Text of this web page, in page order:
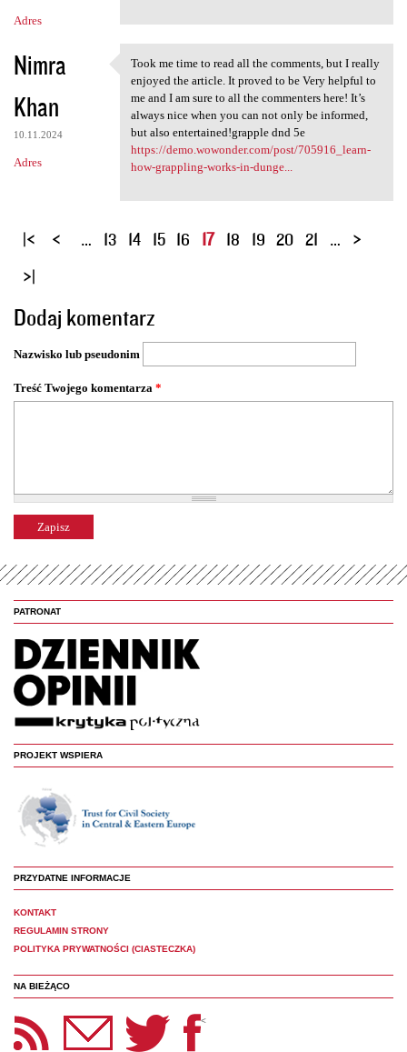
Adres
Nimra
Khan
10.11.2024
Adres
Took me time to read all the
Took me time to read all the comments, but I really
enjoyed the article. It proved to be Very helpful to
me and I am sure to all the commenters here! It’s
always nice when you can not only be informed,
but also entertained!grapple dnd 5e
https://demo.wowonder.com/post/705916_learn-
how-grappling-works-in-dunge...
S
o
n
y
… 13 14 15 16 17 18 19 20 21 …
Dodaj komentarz
Nazwisko lub pseudonim
Treść Twojego komentarza *
PATRONAT
PROJEKT WSPIERA
PRZYDATNE INFORMACJE
KONTAKT
REGULAMIN STRONY
POLITYKA PRYWATNOŚCI (CIASTECZKA)
NA BIEŻĄCO
Panoptyka Facebook <